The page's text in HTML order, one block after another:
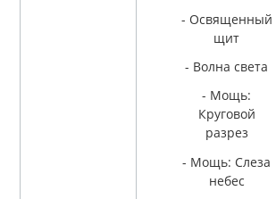
- Освященный
щит
- Волна света
- Мощь:
Круговой
разрез
- Мощь: Слеза
небес